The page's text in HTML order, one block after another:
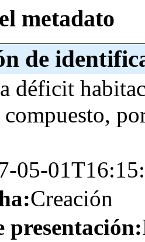
metadato
de
déficit
05-
Creación
presentación: